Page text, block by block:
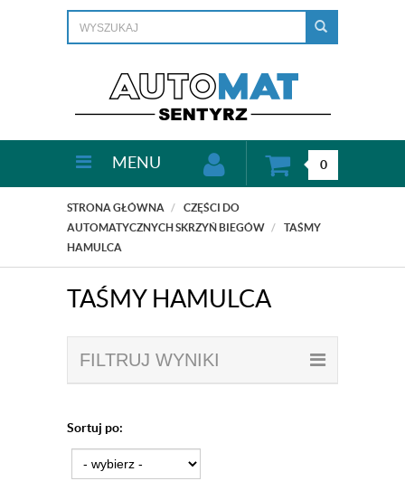
MENU 0
STRONA GŁÓWNA
CZĘŚCI DO
AUTOMATYCZNYCH SKRZYŃ BIEGÓW
TAŚMY
HAMULCA
TAŚMY HAMULCA
FILTRUJ WYNIKI
Sortuj po: